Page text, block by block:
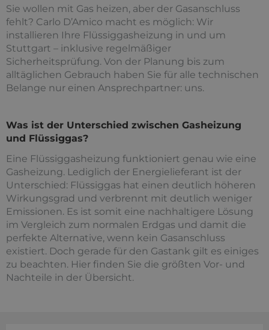
Sie wollen mit Gas heizen, aber der Gasanschluss
fehlt? Carlo D’Amico macht es möglich: Wir
installieren Ihre Flüssiggasheizung in und um
Stuttgart – inklusive regelmäßiger
Sicherheitsprüfung. Von der Planung bis zum
alltäglichen Gebrauch haben Sie für alle technischen
Belange nur einen Ansprechpartner: uns.
Was ist der Unterschied zwischen Gasheizung
und Flüssiggas?
Eine Flüssiggasheizung funktioniert genau wie eine
Gasheizung. Lediglich der Energielieferant ist der
Unterschied: Flüssiggas hat einen deutlich höheren
Wirkungsgrad und verbrennt mit deutlich weniger
Emissionen. Es ist somit eine nachhaltigere Lösung
im Vergleich zum normalen Erdgas und damit die
perfekte Alternative, wenn kein Gasanschluss
existiert. Doch gerade für den Gastank gilt es einiges
zu beachten. Hier finden Sie die größten Vor- und
Nachteile in der Übersicht.